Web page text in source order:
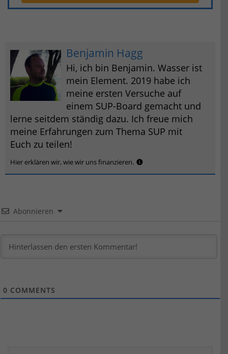
Benjamin Hagg
Hi, ich bin Benjamin. Wasser ist
mein Element. 2019 habe ich
meine ersten Versuche auf
einem SUP-Board gemacht und
lerne seitdem ständig dazu. Ich freue mich
meine Erfahrungen zum Thema SUP mit
Euch zu teilen!
Hier erklären wir, wie wir uns finanzieren.
Abonnieren
0 COMMENTS